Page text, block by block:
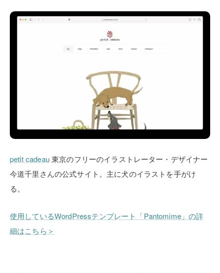
petit cadeau東京のフリーのイラストレーター・デザイナー
今道千里さんの公式サイト。主に犬のイラストを手がけ
る。
使用しているWordPressテンプレート「Pantomime」の詳
細はこちら＞